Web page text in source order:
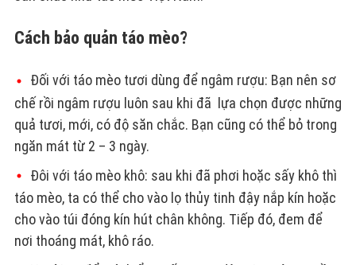
Cách bảo quản táo mèo?
Đối với táo mèo tươi dùng để ngâm rượu: Bạn nên sơ
chế rồi ngâm rượu luôn sau khi đã lựa chọn được những
quả tươi, mới, có độ săn chắc. Bạn cũng có thể bỏ trong
ngăn mát từ 2 – 3 ngày.
Đôi với táo mèo khô: sau khi đã phơi hoặc sấy khô thì
táo mèo, ta có thể cho vào lọ thủy tinh đậy nắp kín hoặc
cho vào túi đóng kín hút chân không. Tiếp đó, đem để
nơi thoáng mát, khô ráo.